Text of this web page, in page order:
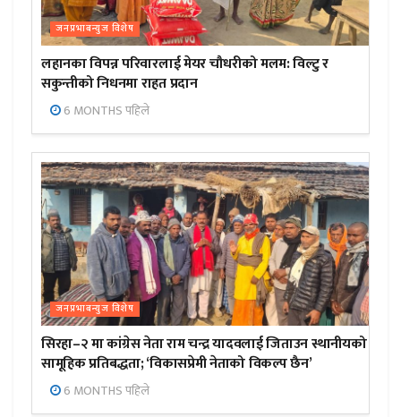
जनप्रभाबन्युज विशेष
लहानका विपन्न परिवारलाई मेयर चौधरीको मलम: विल्टु र
सकुन्तीको निधनमा राहत प्रदान
6 MONTHS पहिले
जनप्रभाबन्युज विशेष
सिरहा–२ मा कांग्रेस नेता राम चन्द्र यादवलाई जिताउन स्थानीयको
सामूहिक प्रतिबद्धता; ‘विकासप्रेमी नेताको विकल्प छैन’
6 MONTHS पहिले